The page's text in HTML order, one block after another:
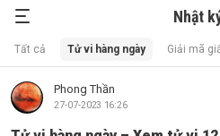
Nhật
Tất cả Tử vi hàng ngày Giải mã
Phong Thần
27-07-2023 16:26